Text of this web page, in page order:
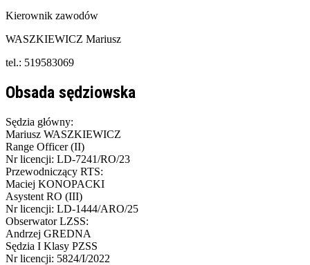
Kierownik zawodów
WASZKIEWICZ Mariusz
tel.: 519583069
Obsada sędziowska
Sędzia główny:
Mariusz WASZKIEWICZ
Range Officer (II)
Nr licencji: LD-7241/RO/23
Przewodniczący RTS:
Maciej KONOPACKI
Asystent RO (III)
Nr licencji: LD-1444/ARO/25
Obserwator LZSS:
Andrzej GREDNA
Sędzia I Klasy PZSS
Nr licencji: 5824/I/2022